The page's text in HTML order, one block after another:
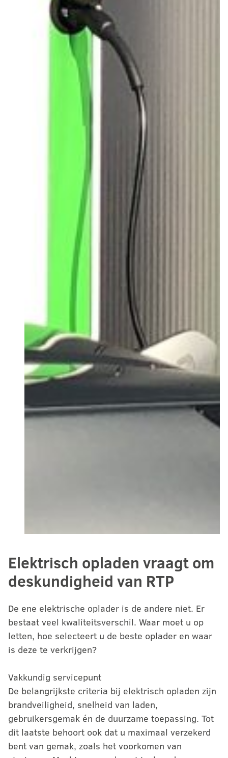
Elektrisch opladen vraagt om
deskundigheid van RTP
De ene elektrische oplader is de andere niet. Er
bestaat veel kwaliteitsverschil. Waar moet u op
letten, hoe selecteert u de beste oplader en waar
is deze te verkrijgen?
Vakkundig servicepunt
De belangrijkste criteria bij elektrisch opladen zijn
brandveiligheid, snelheid van laden,
gebruikersgemak én de duurzame toepassing. Tot
dit laatste behoort ook dat u maximaal verzekerd
bent van gemak, zoals het voorkomen van